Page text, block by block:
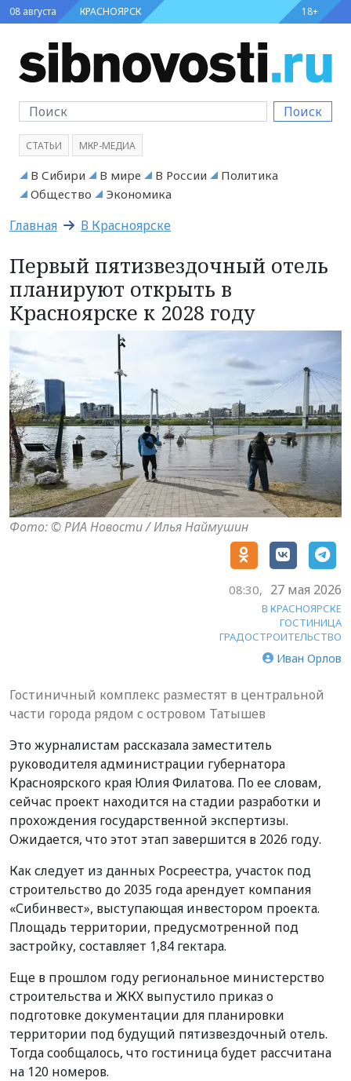
08 августа КРАСНОЯРСК 18+
Поиск
СТАТЬИ МКР-МЕДИА
В Сибири В мире В России
Политика
Общество
Экономика
Главная В Красноярске
Первый пятизвездочный отель
планируют открыть в
Красноярске к 2028 году
Фото: © РИА Новости / Илья Наймушин
08:30, 27 мая 2026
В КРАСНОЯРСКЕ
ГОСТИНИЦА
ГРАДОСТРОИТЕЛЬСТВО
Иван Орлов
Гостиничный комплекс разместят в центральной
части города рядом с островом Татышев
Это журналистам рассказала заместитель
руководителя администрации губернатора
Красноярского края Юлия Филатова. По ее словам,
сейчас проект находится на стадии разработки и
прохождения государственной экспертизы.
Ожидается, что этот этап завершится в 2026 году.
Как следует из данных Росреестра, участок под
строительство до 2035 года арендует компания
«Сибинвест», выступающая инвестором проекта.
Площадь территории, предусмотренной под
застройку, составляет 1,84 гектара.
Еще в прошлом году региональное министерство
строительства и ЖКХ выпустило приказ о
подготовке документации для планировки
территории под будущий пятизвездочный отель.
Тогда сообщалось, что гостиница будет рассчитана
на 120 номеров.